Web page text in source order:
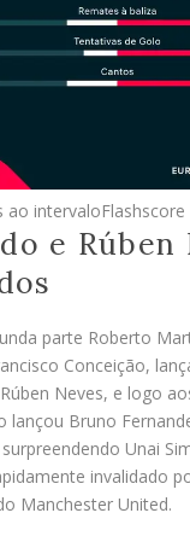
ao intervaloFlashscore
e Rúben
parte Roberto
Conceição,
Neves, e logo
lançou Bruno
Unai
invalidado
Manchester United.